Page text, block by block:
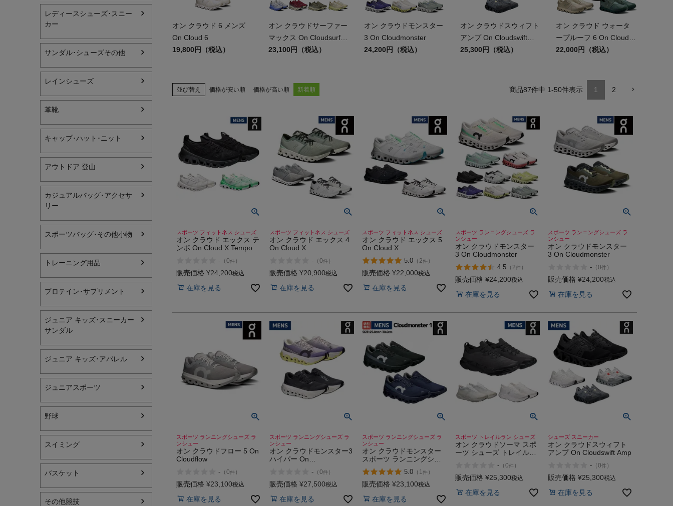
サンダル･シューズその他
アウトドア 登山
全てのカテゴリを見る
キャンプ・フェス
ビジネス
インフィット INFIT
オン On
レディースシューズ･スニー
カー
サンダル･シューズその他
レインシューズ
革靴
キャップ･ハット･ニット
アウトドア 登山
カジュアルバッグ･アクセサ
リー
スポーツバッグ･その他小物
トレーニング用品
プロテイン･サプリメント
ジュニア キッズ･スニーカー
サンダル
ジュニア キッズ･アパレル
ジュニアスポーツ
野球
スイミング
バスケット
その他競技
オン クラウド 6 メンズ
On Cloud 6
19,800円（税込）
オン クラウドサーファー
マックス On Cloudsurfer
Max
23,100円（税込）
オン クラウドモンスター
3 On Cloudmonster
24,200円（税込）
オン クラウドスウィフト
アンプ On Cloudswift
Amp
25,300円（税込）
オン クラウド ウォータ
ープルーフ 6 On Cloud
Waterproof WP
22,000円（税込）
並び替え 価格が安い順 価格が高い順 新着順 87件中 1-50件表示 1 2
スポーツ フィットネス シューズ
オン クラウド エックス テ
ンポ On Cloud X Tempo
- （0件 ）
販売価格 ¥24,200税込
在庫を見る
スポーツ フィットネス シューズ
オン クラウド エックス 4
On Cloud X
-（0件 ）
販売価格 ¥20,900税込
在庫を見る
スポーツ フィットネス シューズ
オン クラウド エックス 5
On Cloud X
5.0 （ 2件 ）
販売価格 ¥22,000税込
在庫を見る
スポーツ ランニングシューズ ラ
ンシュー
オン クラウドモンスター
3 On Cloudmonster
4.5（ 2件 ）
販売価格 ¥24,200税込
在庫を見る
スポーツ ランニングシューズ ラ
ンシュー
オン クラウドモンスター
3 On Cloudmonster
- （0件 ）
販売価格 ¥24,200税込
在庫を見る
スポーツ ランニングシューズ ラ
ンシュー
オン クラウドフロー 5 On
Cloudflow
- （0件 ）
販売価格 ¥23,100税込
在庫を見る
スポーツ ランニングシューズ ラ
ンシュー
オン クラウドモンスター3
ハイパー On
-（0件 ）
販売価格 ¥27,500税込
在庫を見る
スポーツ ランニングシューズ ラ
ンシュー
オン クラウドモンスター
スポーツ ランニングシュ
ーズ ランシュー On
Cloudmonster 1
5.0 （ 1件 ）
販売価格 ¥23,100税込
在庫を見る
スポーツ トレイルラン シューズ
オン クラウドソーマ スポ
ーツ シューズ トレイルラ
短距離 On Cloudsoma
-（0件 ）
販売価格 ¥25,300税込
在庫を見る
シューズ スニーカー
オン クラウドスウィフト
アンプ On Cloudswift Amp
- （0件 ）
販売価格 ¥25,300税込
在庫を見る